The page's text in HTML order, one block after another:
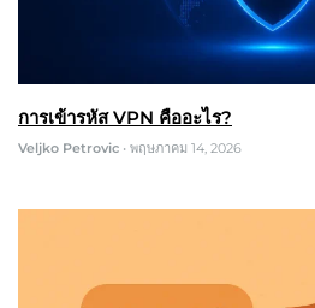
การเข้ารหัส VPN คืออะไร?
Veljko Petrovic • พฤษภาคม 14, 2026